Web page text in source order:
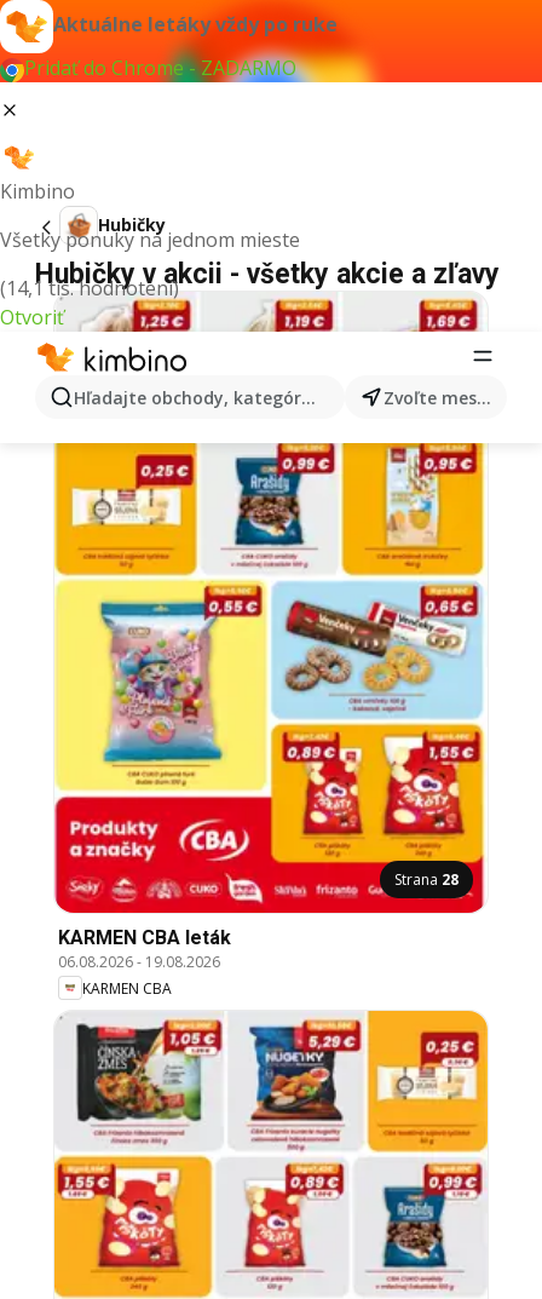
Aktuálne letáky vždy po ruke
Pridať do Chrome - ZADARMO
Kimbino
Všetky ponuky na jednom mieste
(14,1 tis. hodnotení)
Otvoriť
Hľadajte obchody, kategórie, produkty... Zvoľte mesto
Hubičky
Hubičky v akcii - všetky akcie a zľavy
Strana 28
KARMEN CBA leták
06.08.2026- 19.08.2026
KARMEN CBA